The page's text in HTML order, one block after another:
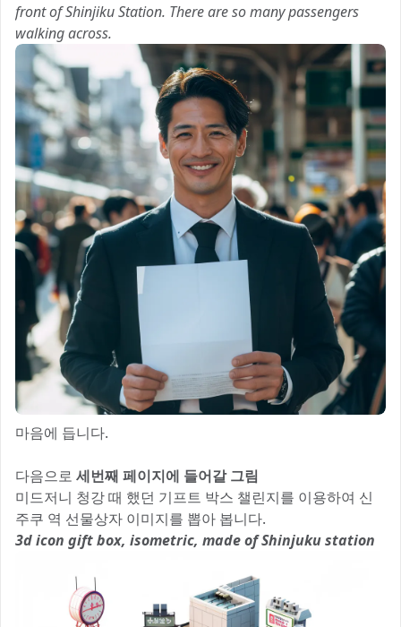
front of Shinjiku Station. There are so many passengers
walking across.
마음에 듭니다.
다음으로 세번째 페이지에 들어갈 그림
미드저니 청강 때 했던 기프트 박스 챌린지를 이용하여 신
주쿠 역 선물상자 이미지를 뽑아 봅니다.
3d icon gift box, isometric, made of Shinjuku station